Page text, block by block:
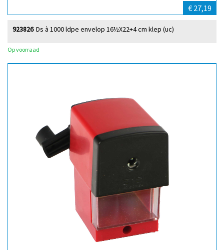
€ 27,19
Ds à 1000 ldpe envelop 16½X22+4 cm klep (uc)
923826
Op voorraad